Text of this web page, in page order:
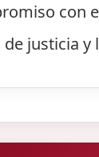
con
justicia y